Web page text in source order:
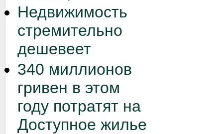
Недвижимость
стремительно
дешевеет
340 миллионов
гривен в этом
году потратят на
Доступное жилье